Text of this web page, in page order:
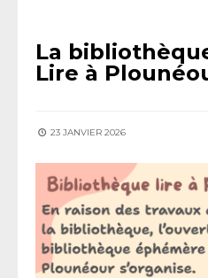
La
Lire à
23 JANVIER 2026